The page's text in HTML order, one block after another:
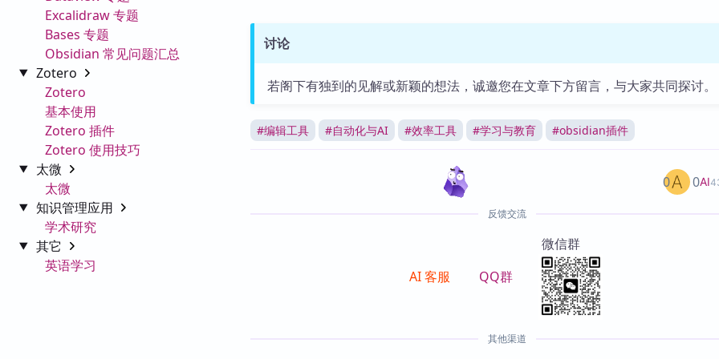
Excalidraw 专题
Bases 专题
Obsidian 常见问题汇总
Zotero
Zotero
基本使用
Zotero 插件
Zotero 使用技巧
太微
太微
知识管理应用
学术研究
其它
英语学习
讨论
若阁下有独到的见解或新颖的想法，诚邀您在文章下方留言，与大家共同探讨。
#编辑工具 #自动化与AI #效率工具 #学习与教育 #obsidian插件
AI
0 0
反馈交流
AI 客服 QQ群
微信群
其他渠道